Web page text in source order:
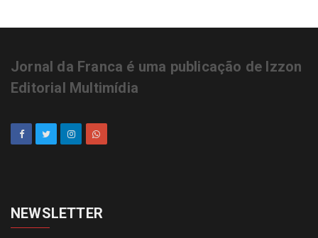
Jornal da Franca é uma publicação de Izzon
Editorial Multimídia
NEWSLETTER